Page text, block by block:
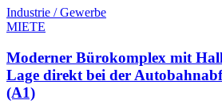
Industrie / Gewerbe
MIETE
Moderner Bürokomplex mit
Lage direkt bei der
(A1)